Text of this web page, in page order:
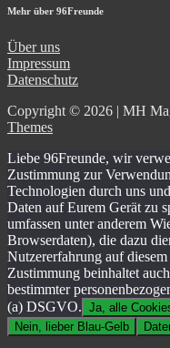
Mehr über 96Freunde
Über uns
Impressum
Datenschutz
Copyright © 2026 | MH
Themes
Liebe 96Freunde, wir
Zustimmung zur
Technologien durch uns
Daten auf Eurem Gerät zu
umfassen unter anderem
Browserdaten), die dazu
Nutzererfahrung auf
Zustimmung beinhaltet
bestimmter
(a) DSGVO. Ja, alle
Nein, lieber Blau-Gelb